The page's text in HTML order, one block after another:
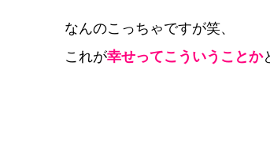
なんのこっちゃですが笑、
これが幸せってこういうことか